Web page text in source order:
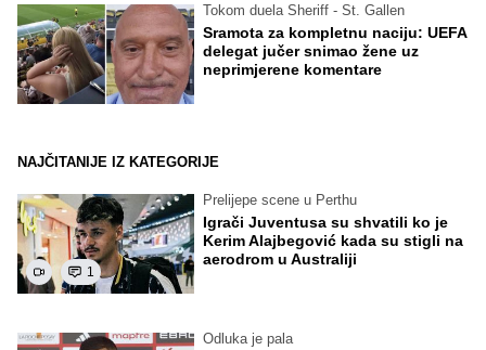
Tokom duela Sheriff - St. Gallen
Sramota za kompletnu naciju: UEFA
delegat jučer snimao žene uz
neprimjerene komentare
NAJČITANIJE IZ KATEGORIJE
1
Prelijepe scene u Perthu
Igrači Juventusa su shvatili ko je
Kerim Alajbegović kada su stigli na
aerodrom u Australiji
Odluka je pala